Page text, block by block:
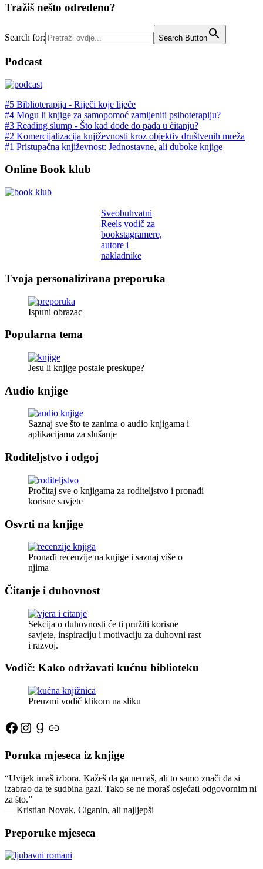
Tražiš nešto određeno?
Search for: Search Button
Podcast
#5 Biblioterapija - Riječi koje liječe
#4 Mogu li knjige za samopomoć zamijeniti psihoterapiju?
#3 Reading slump - Što kad dođe do pada u čitanju?
#2 Komercijalizacija književnosti kroz objektiv društvenih mreža
#1 Pristupačna književnost: Jednostavne, ali duboke knjige
Online Book klub
Sveobuhvatni
Reels vodič za
bookstagramere,
autore i
nakladnike
Tvoja personalizirana preporuka
Ispuni obrazac
Popularna tema
Jesu li knjige postale preskupe?
Audio knjige
Saznaj sve što te zanima o audio knjigama i
aplikacijama za slušanje
Roditeljstvo i odgoj
Pročitaj sve o knjigama za roditeljstvo i pronađi
korisne savjete
Osvrti na knjige
Pronađi recenzije na knjige i saznaj više o
njima
Čitanje i duhovnost
Sekcija o duhovnosti će ti pružiti korisne
savjete, inspiraciju i motivaciju za duhovni rast
i razvoj.
Vodič: Kako održavati kućnu biblioteku
Preuzmi vodič klikom na sliku
Facebook
Instagram
Goodreads
Link
Poruka mjeseca iz knjige
“Uvijek imaš izbora. Kažeš da ga nemaš, ali to samo znači da si
izabrao da te sudbina gazi. Tako se ne moraš osjećati odgovornim ni
za što.”
― Kristian Novak, Ciganin, ali najljepši
Preporuke mjeseca